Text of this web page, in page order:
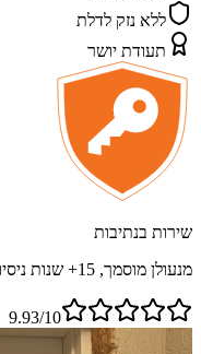
ללא נזק לדלת
תעודת יושר
שירות בנתיבות
מנעולן מוסמך, 15+ שנות ניסיון
9.93/10